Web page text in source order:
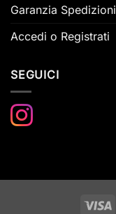
Garanzia Spedizioni
Accedi o Registrati
SEGUICI